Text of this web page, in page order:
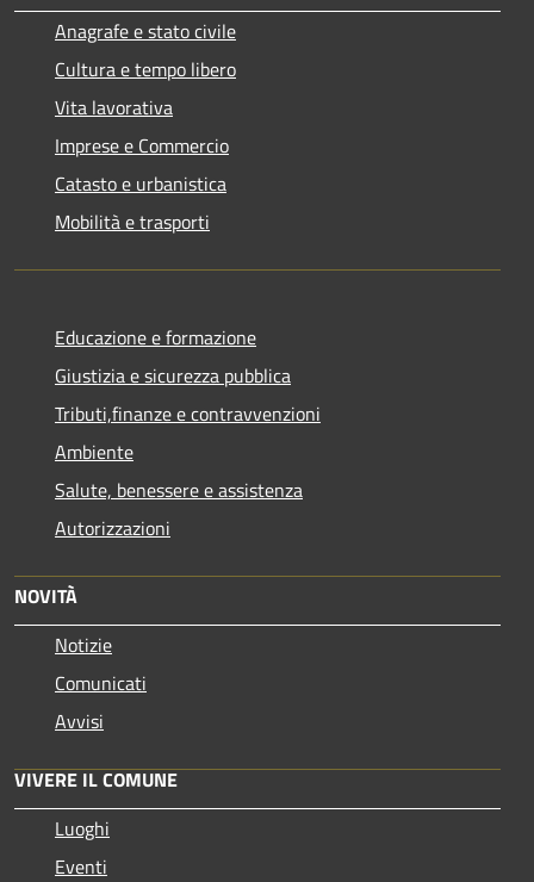
Anagrafe e stato civile
Cultura e tempo libero
Vita lavorativa
Imprese e Commercio
Catasto e urbanistica
Mobilità e trasporti
Educazione e formazione
Giustizia e sicurezza pubblica
Tributi,finanze e contravvenzioni
Ambiente
Salute, benessere e assistenza
Autorizzazioni
NOVITÀ
Notizie
Comunicati
Avvisi
VIVERE IL COMUNE
Luoghi
Eventi